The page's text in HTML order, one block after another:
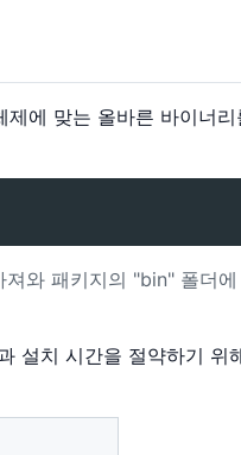
에 맞는 올바른 바이너
와 패키지의 "bin" 폴더
설치 시간을 절약하기